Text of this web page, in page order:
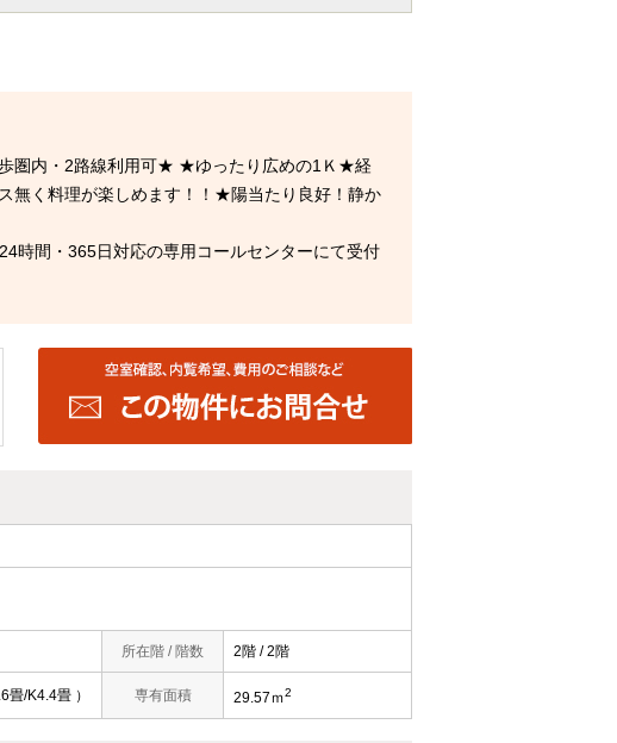
圏内・2路線利用可★ ★ゆったり広めの1Ｋ★経
無く料理が楽しめます！！★陽当たり良好！静か
時間・365日対応の専用コールセンターにて受付
所在階 / 階数 2階 / 2階
畳/K4.4畳 ） 専有面積 29.57ｍ2